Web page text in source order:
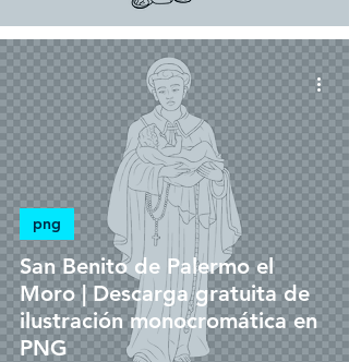
San Benito de Palermo el
Moro | Descarga gratuita de
ilustración monocromática en
PNG
png